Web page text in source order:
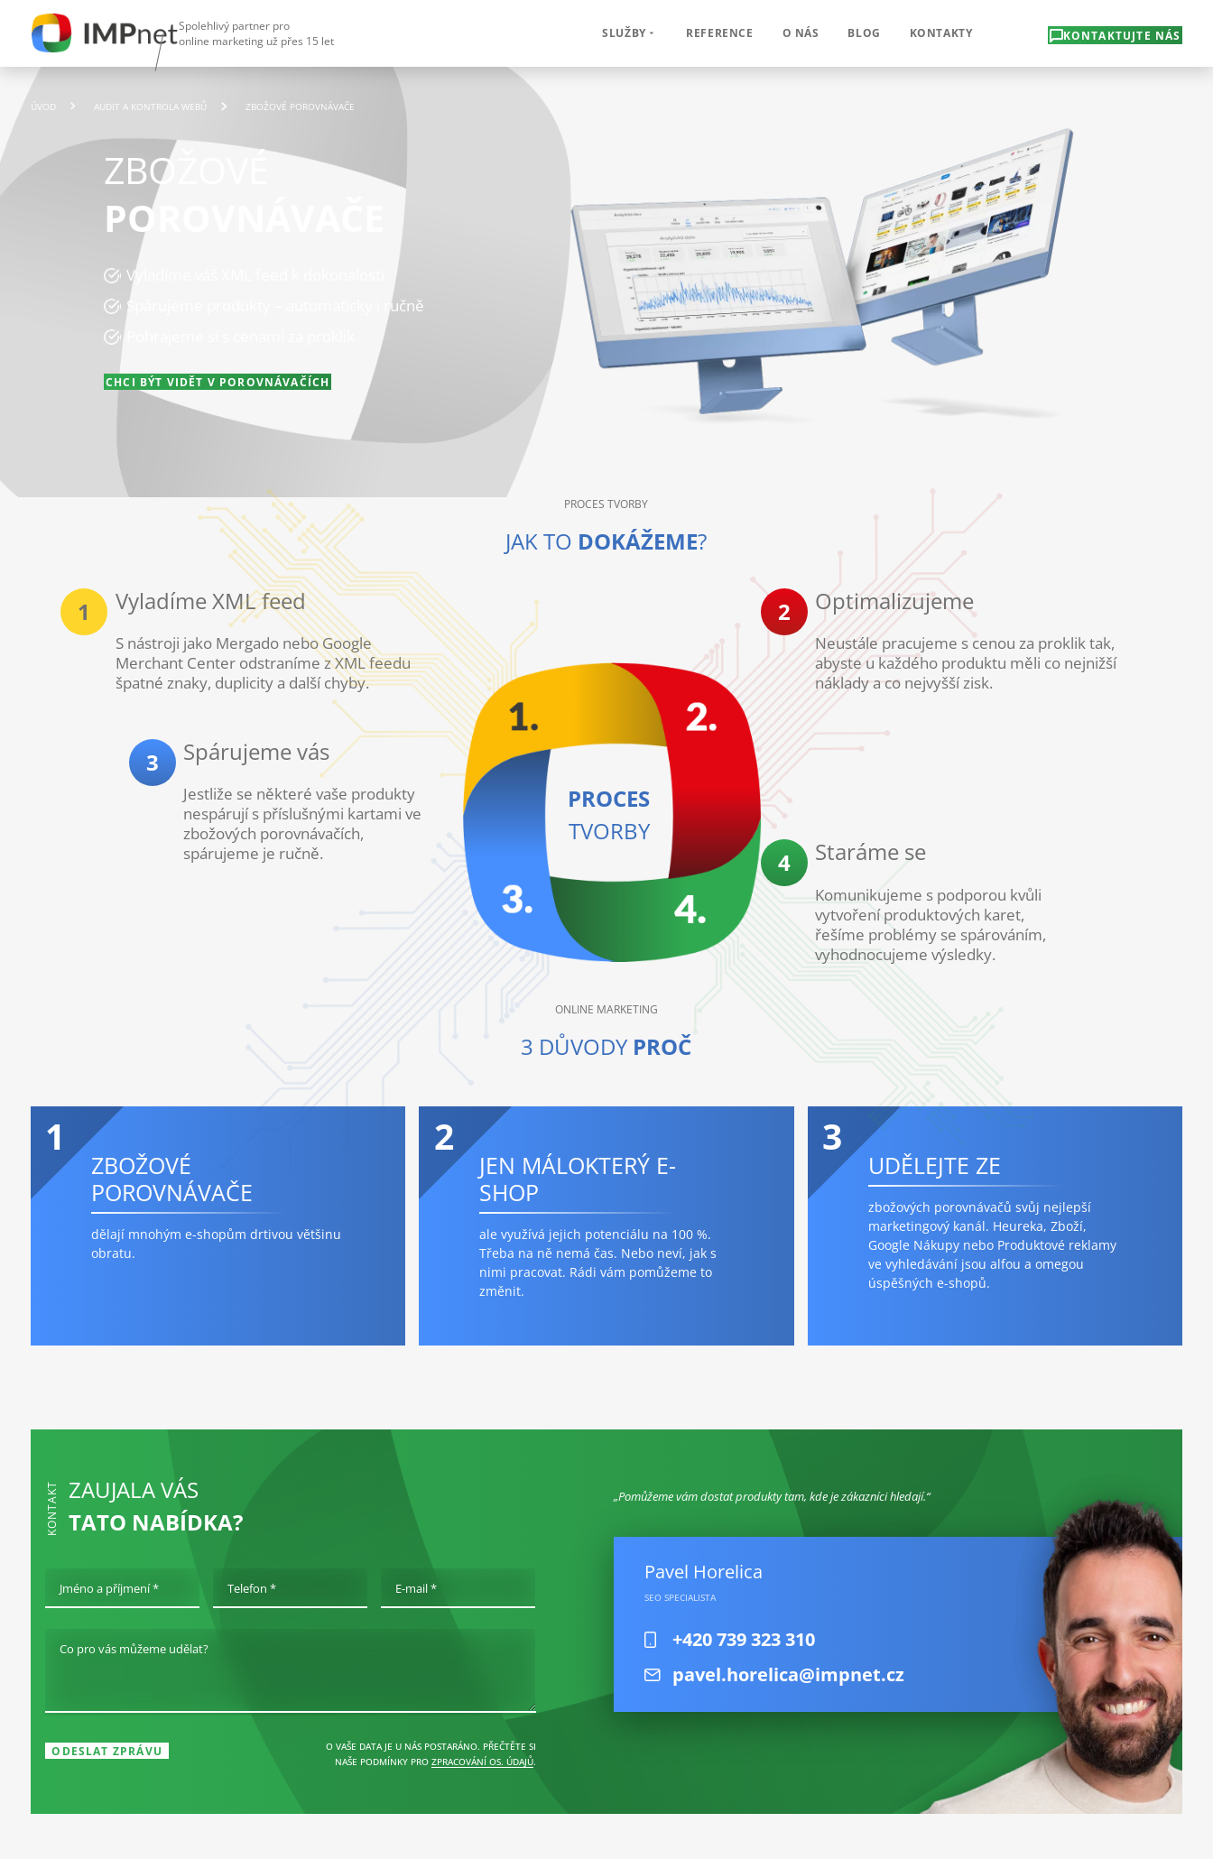
Spolehlivý partner pro
online marketing už přes 15 let
SLUŽBY REFERENCE O NÁS BLOG KONTAKTY KONTAKTUJTE NÁS
ÚVOD AUDIT A KONTROLA WEBŮ ZBOŽOVÉ POROVNÁVAČE
ZBOŽOVÉ
POROVNÁVAČE
Vyladíme váš XML feed k dokonalosti
Spárujeme produkty – automaticky i ručně
CHCI BÝT VIDĚT V POROVNÁVAČÍCH
PROCES TVORBY
JAK TO DOKÁŽEME?
1 Vyladíme XML feed
S nástroji jako Mergado nebo Google
Merchant Center odstraníme z XML feedu
špatné znaky, duplicity a další chyby.
3 Spárujeme vás
Jestliže se některé vaše produkty
nespárují s příslušnými kartami ve
zbožových porovnávačích,
spárujeme je ručně.
PROCES
TVORBY
2 Optimalizujeme
Neustále pracujeme s cenou za proklik tak,
abyste u každého produktu měli co nejnižší
náklady a co nejvyšší zisk.
4 Staráme se
Komunikujeme s podporou kvůli
vytvoření produktových karet,
řešíme problémy se spárováním,
vyhodnocujeme výsledky.
ONLINE MARKETING
3 DŮVODY PROČ
1
ZBOŽOVÉ
POROVNÁVAČE
dělají mnohým e-shopům drtivou většinu
obratu.
2
JEN MÁLOKTERÝ E-
SHOP
ale využívá jejich potenciálu na 100 %.
Třeba na ně nemá čas. Nebo neví, jak s
nimi pracovat. Rádi vám pomůžeme to
změnit.
3
UDĚLEJTE ZE
zbožových porovnávačů svůj nejlepší
marketingový kanál. Heureka, Zboží,
Google Nákupy nebo Produktové reklamy
ve vyhledávání jsou alfou a omegou
úspěšných e-shopů.
KONTAKT ZAUJALA VÁS
TATO NABÍDKA?
Jméno a příjmení * Telefon * E-mail *
Co pro vás můžeme udělat?
O VAŠE DATA JE U NÁS POSTARÁNO. PŘEČTĚTE SI
NAŠE PODMÍNKY PRO ZPRACOVÁNÍ OS. ÚDAJŮ.
Pomůžeme vám dostat produkty tam, kde je zákazníci hledají.
Pavel Horelica
SEO SPECIALISTA
+420 739 323 310
pavel.horelica@impnet.cz